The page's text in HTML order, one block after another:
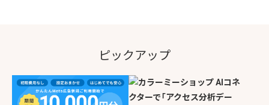
ピックアップ